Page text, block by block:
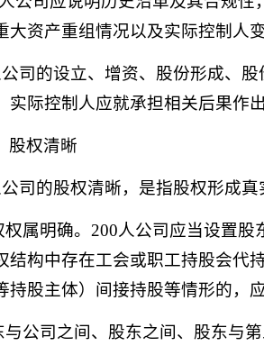
大资产重组情况以及实际控制人
公司的设立、增资、股份形成、
实际控制人应就承担相关后果作
股权清晰
公司的股权清晰，是指股权形成
权属明确。200人公司应当设置
结构中存在工会或职工持股会代
持股主体）间接持股等情形的，
与公司之间、股东之间、股东与